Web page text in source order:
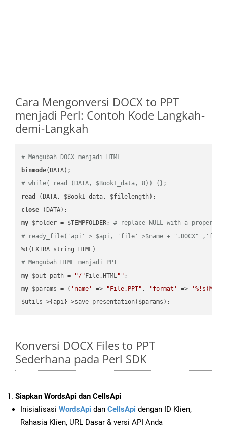
Cara Mengonversi DOCX to PPT
menjadi Perl: Contoh Kode Langkah-
demi-Langkah
# Mengubah DOCX menjadi HTML
binmode
# while( read (DATA, $Book1_data, 8)) {};
read
close
my $folder = $TEMPFOLDER; # replace NULL with a proper
# ready_file('api'=> $api, 'file'=>$name + ".DOCX"
# Mengubah HTML menjadi PPT
my $out_path = "/" File.HTML""
my $params = ( 'name' => "File.PPT" , 'format' =>
Konversi DOCX Files to PPT
Sederhana pada Perl SDK
Siapkan WordsApi dan CellsApi
Inisialisasi WordsApi dan CellsApi dengan ID Klien,
Rahasia Klien, URL Dasar & versi API Anda